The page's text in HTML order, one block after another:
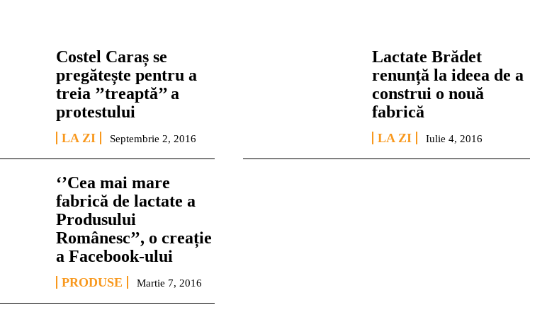
Costel Caraș se
pregătește pentru a
treia ’’treaptă’’ a
protestului
LA ZI Septembrie 2, 2016
Lactate Brădet
renunță la ideea de a
construi o nouă
fabrică
LA ZI Iulie 4, 2016
‘’Cea mai mare
fabrică de lactate a
Produsului
Românesc’’, o creație
a Facebook-ului
PRODUSE Martie 7, 2016